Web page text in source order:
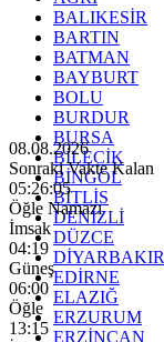
BALIKESİR
BARTIN
BATMAN
BAYBURT
BOLU
BURDUR
BURSA
BİLECİK
BİNGÖL
BİTLİS
DENİZLİ
DÜZCE
DİYARBAKIR
EDİRNE
ELAZIĞ
ERZURUM
ERZİNCAN
08.08.2026
Sonraki Vakte Kalan
05:26:03
Öğle Namazı
İmsak
04:19
Güneş
06:00
Öğle
13:15